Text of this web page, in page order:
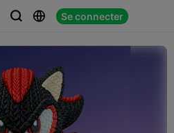
  Se connecter
 